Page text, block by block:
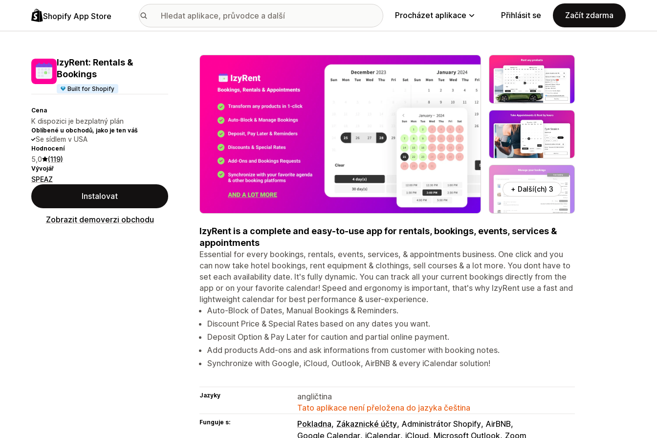
Shopify App Store Procházet aplikace Přihlásit se Začít zdarma
IzyRent: Rentals &
Bookings
Built for Shopify
Cena
K dispozici je bezplatný plán
Oblíbené u obchodů, jako je ten váš
Se sídlem v USA
Hodnocení
5,0 (119)
Vývojář
SPEAZ
Instalovat
Zobrazit demoverzi obchodu
Galerie propagovaných obrázků
+ Další(ch) 3
IzyRent is a complete and easy-to-use app for rentals, bookings, events, services &
appointments
Essential for every bookings, rentals, events, services, & appointments business. One click and you
can now take hotel bookings, rent equipment & clothings, sell courses & a lot more. You dont have to
set each availability date. It's fully dynamic. You can track all your current bookings directly from the
app or on your favorite calendar! Speed and ergonomy is important, that's why IzyRent use a fast and
lightweight calendar for best performance & user-experience.
Auto-Block of Dates, Manual Bookings & Reminders.
Discount Price & Special Rates based on any dates you want.
Deposit Option & Pay Later for caution and partial online payment.
Add products Add-ons and ask informations from customer with booking notes.
Synchronize with Google, iCloud, Outlook, AirBNB & every iCalendar solution!
Jazyky
angličtina
Tato aplikace není přeložena do jazyka čeština
Funguje s: Pokladna Zákaznické účty Administrátor Shopify AirBNB
Google Calendar iCalendar iCloud Microsoft Outlook Zoom